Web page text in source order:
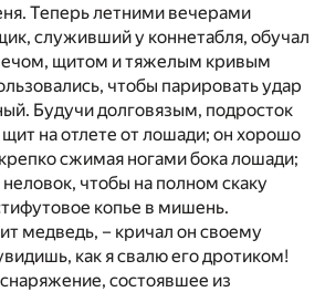
Теперь летними вечерами
служивший у коннетабля, обучал
щитом и тяжелым кривым
чтобы парировать удар
Будучи долговязым, подросток
на отлете от лошади; он хорошо
сжимая ногами бока лошади;
чтобы на полном скаку
копье в мишень.
медведь, – кричал он своему
как я свалю его дротиком!
состоявшее из